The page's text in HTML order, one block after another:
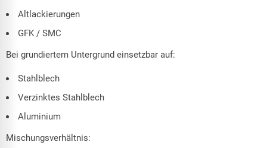
Altlackierungen
GFK / SMC
Bei grundiertem Untergrund einsetzbar auf:
Stahlblech
Verzinktes Stahlblech
Aluminium
Mischungsverhältnis: